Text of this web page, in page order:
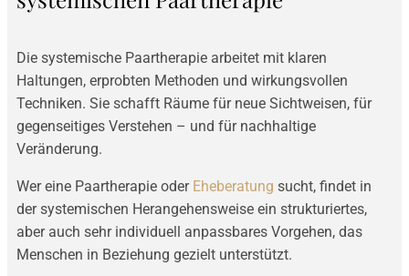
Die systemische Paartherapie arbeitet mit klaren
Haltungen, erprobten Methoden und wirkungsvollen
Techniken. Sie schafft Räume für neue Sichtweisen, für
gegenseitiges Verstehen – und für nachhaltige
Veränderung.
Wer eine Paartherapie oder Eheberatung sucht, findet in
der systemischen Herangehensweise ein strukturiertes,
aber auch sehr individuell anpassbares Vorgehen, das
Menschen in Beziehung gezielt unterstützt.